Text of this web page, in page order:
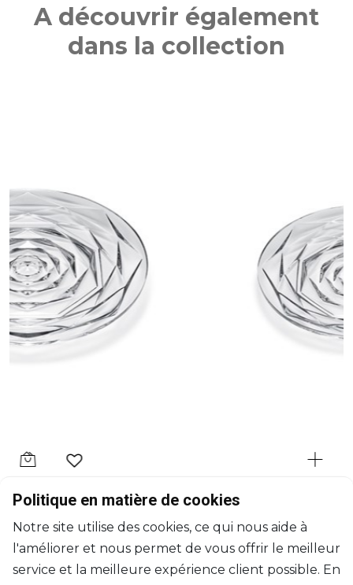
A découvrir également
dans la collection
BACCARAT
Assiette plate
H: 1.4cm, D: 13cm
$125
Politique en matière de cookies
Notre site utilise des cookies, ce qui nous aide à
l'améliorer et nous permet de vous offrir le meilleur
service et la meilleure expérience client possible. En